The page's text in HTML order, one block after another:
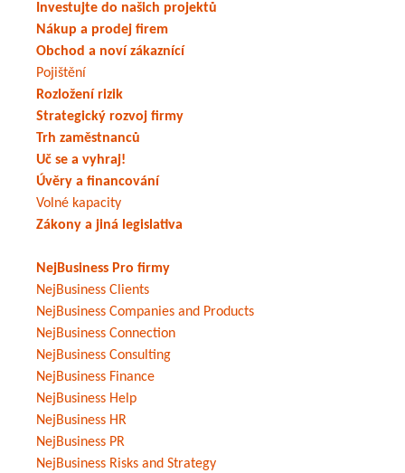
Investujte do našich projektů
Nákup a prodej firem
Obchod a noví zákaznící
Pojištění
Rozložení rizik
Strategický rozvoj firmy
Trh zaměstnanců
Uč se a vyhraj!
Úvěry a financování
Volné kapacity
Zákony a jiná legislativa
NejBusiness Pro firmy
NejBusiness Clients
NejBusiness Companies and Products
NejBusiness Connection
NejBusiness Consulting
NejBusiness Finance
NejBusiness Help
NejBusiness HR
NejBusiness PR
NejBusiness Risks and Strategy